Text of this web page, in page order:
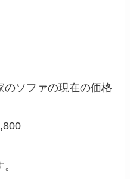
のソファの現在の価格